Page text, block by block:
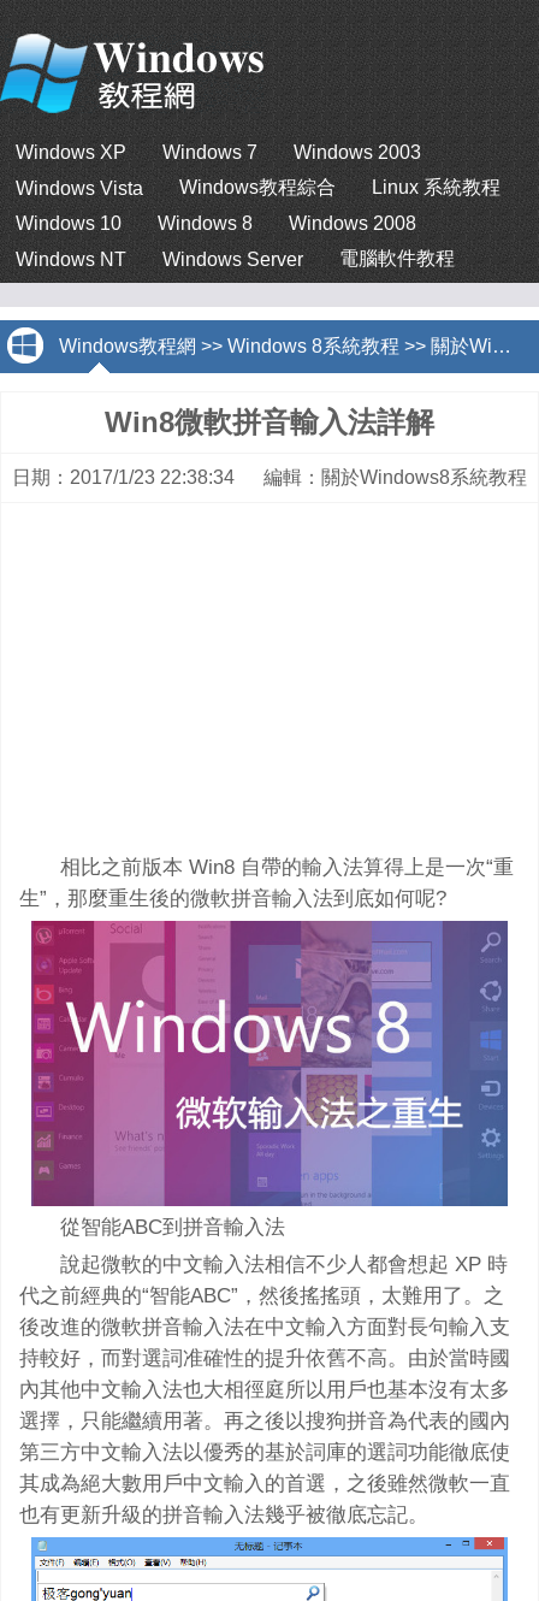
Windows XP Windows 7
Windows 2003
Windows Vista
Windows教程綜合
Linux 系統教程
Windows 10
Windows 8
Windows 2008
Windows NT
Windows Server 電腦軟件教程
Windows教程網 >> Windows 8系統教程 >> 關於Windows8系統教程
Win8微軟拼音輸入法詳解
日期：2017/1/23 22:38:34 編輯：關於Windows8系統教程
相比之前版本 Win8 自帶的輸入法算得上是一次“重
生”，那麼重生後的微軟拼音輸入法到底如何呢?
從智能ABC到拼音輸入法
說起微軟的中文輸入法相信不少人都會想起 XP 時
代之前經典的“智能ABC”，然後搖搖頭，太難用了。之
後改進的微軟拼音輸入法在中文輸入方面對長句輸入支
持較好，而對選詞准確性的提升依舊不高。由於當時國
內其他中文輸入法也大相徑庭所以用戶也基本沒有太多
選擇，只能繼續用著。再之後以搜狗拼音為代表的國內
第三方中文輸入法以優秀的基於詞庫的選詞功能徹底使
其成為絕大數用戶中文輸入的首選，之後雖然微軟一直
也有更新升級的拼音輸入法幾乎被徹底忘記。